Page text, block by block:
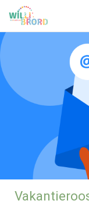
Privacy op school